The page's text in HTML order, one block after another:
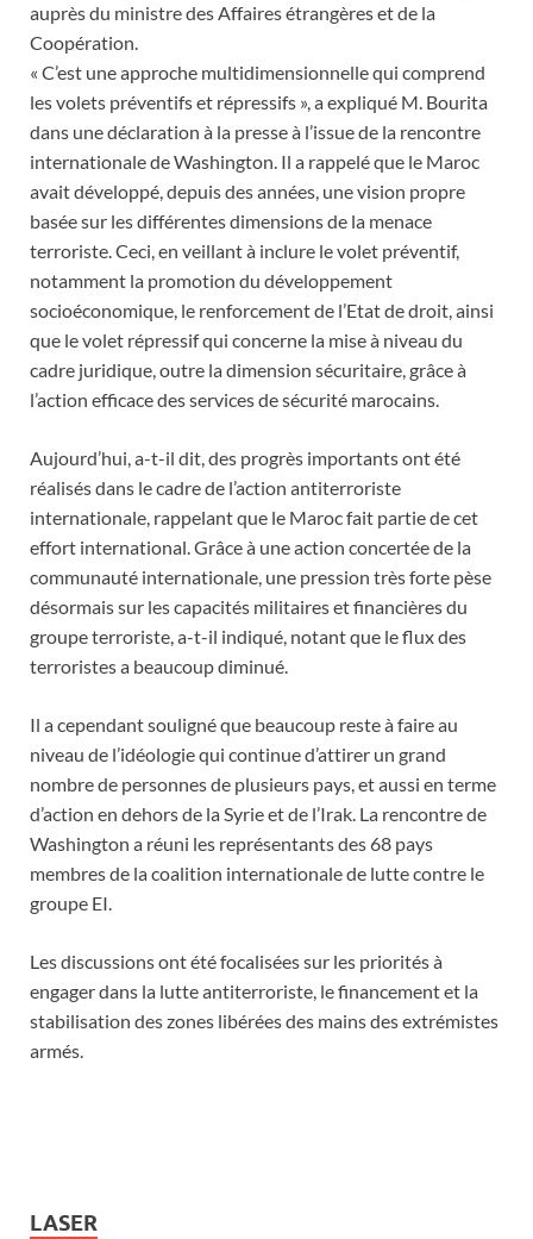
auprès du ministre des Affaires étrangères et de la
Coopération.
« C’est une approche multidimensionnelle qui comprend
les volets préventifs et répressifs », a expliqué M. Bourita
dans une déclaration à la presse à l’issue de la rencontre
internationale de Washington. Il a rappelé que le Maroc
avait développé, depuis des années, une vision propre
basée sur les différentes dimensions de la menace
terroriste. Ceci, en veillant à inclure le volet préventif,
notamment la promotion du développement
socioéconomique, le renforcement de l’Etat de droit, ainsi
que le volet répressif qui concerne la mise à niveau du
cadre juridique, outre la dimension sécuritaire, grâce à
l’action efficace des services de sécurité marocains.
Aujourd’hui, a-t-il dit, des progrès importants ont été
réalisés dans le cadre de l’action antiterroriste
internationale, rappelant que le Maroc fait partie de cet
effort international. Grâce à une action concertée de la
communauté internationale, une pression très forte pèse
désormais sur les capacités militaires et financières du
groupe terroriste, a-t-il indiqué, notant que le flux des
terroristes a beaucoup diminué.
Il a cependant souligné que beaucoup reste à faire au
niveau de l’idéologie qui continue d’attirer un grand
nombre de personnes de plusieurs pays, et aussi en terme
d’action en dehors de la Syrie et de l’Irak. La rencontre de
Washington a réuni les représentants des 68 pays
membres de la coalition internationale de lutte contre le
groupe EI.
Les discussions ont été focalisées sur les priorités à
engager dans la lutte antiterroriste, le financement et la
stabilisation des zones libérées des mains des extrémistes
armés.
LASER